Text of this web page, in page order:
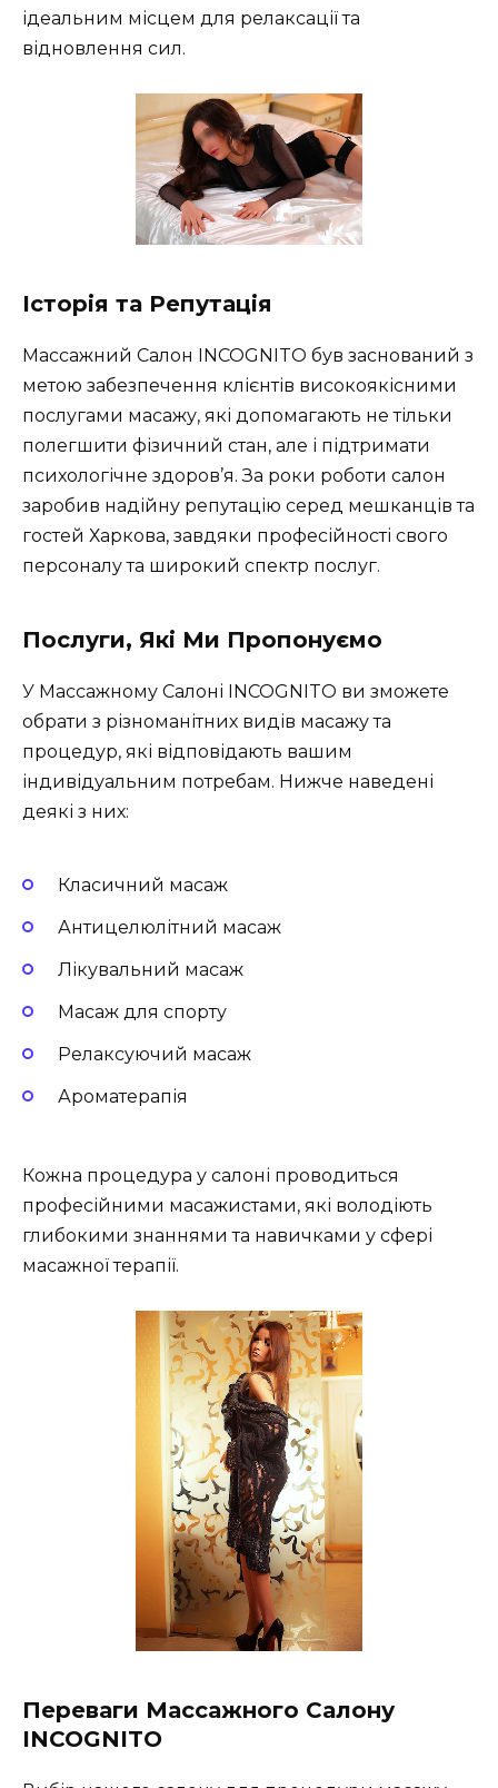
ідеальним місцем для релаксації та
відновлення сил.
Історія та Репутація
Массажний Салон INCOGNITO був заснований з
метою забезпечення клієнтів високоякісними
послугами масажу, які допомагають не тільки
полегшити фізичний стан, але і підтримати
психологічне здоров’я. За роки роботи салон
заробив надійну репутацію серед мешканців та
гостей Харкова, завдяки професійності свого
персоналу та широкий спектр послуг.
Послуги, Які Ми Пропонуємо
У Массажному Салоні INCOGNITO ви зможете
обрати з різноманітних видів масажу та
процедур, які відповідають вашим
індивідуальним потребам. Нижче наведені
деякі з них:
Класичний масаж
Антицелюлітний масаж
Лікувальний масаж
Масаж для спорту
Релаксуючий масаж
Ароматерапія
Кожна процедура у салоні проводиться
професійними масажистами, які володіють
глибокими знаннями та навичками у сфері
масажної терапії.
Переваги Массажного Салону
INCOGNITO